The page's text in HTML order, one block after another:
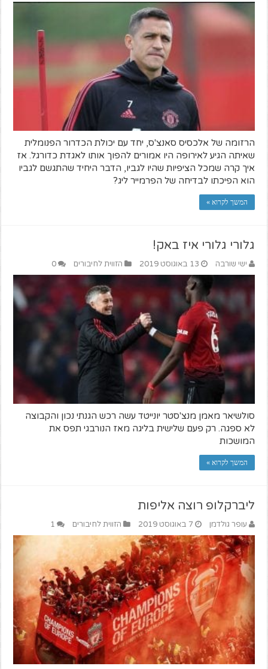
הרזומה של אלכסיס סאנצ'ס, יחד עם יכולת הכדרור הפנומלית
שאיתה הגיע לאירופה היו אמורים להפוך אותו לאגדת כדורגל. אז
איך קרה שמכל הציפיות שהיו לגביו, הדבר היחיד שהתגשם לגביו
הוא הפיכתו לבדיחה של הפרמייר ליג?
המשך לקרוא »
גלורי גלורי איז באק!
ישי שורבה 13 באוגוסט 2019 הזווית לחיבורים 0
סולשיאר מאמן מנצ'סטר יונייטד עשה רכש הגנתי נכון והקבוצה
לא ספגה. רק פעם שלישית בליגה מאז הנורבגי תפס את
המושכות
המשך לקרוא »
ליברקלופ רוצה אליפות
עופר גולדמן 7 באוגוסט 2019 הזווית לחיבורים 1